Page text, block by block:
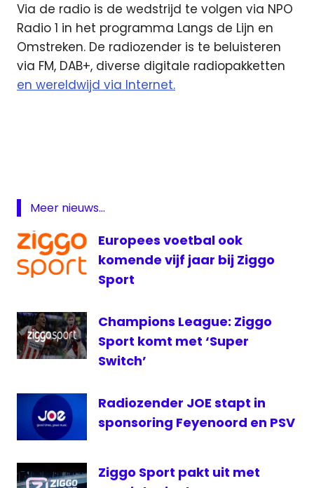
Via de radio is de wedstrijd te volgen via NPO
Radio 1 in het programma Langs de Lijn en
Omstreken. De radiozender is te beluisteren
via FM, DAB+, diverse digitale radiopakketten
en wereldwijd via Internet.
6
Meer nieuws...
Europees voetbal ook
komende vijf jaar bij Ziggo
Sport
Champions League: Ziggo
Sport komt met ‘Super
Switch’
Radiozender JOE stapt in
sponsoring Feyenoord en PSV
Ziggo Sport pakt uit met